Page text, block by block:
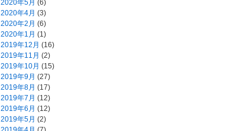
2020年5月 (6)
2020年4月 (3)
2020年2月 (6)
2020年1月 (1)
2019年12月 (16)
2019年11月 (2)
2019年10月 (15)
2019年9月 (27)
2019年8月 (17)
2019年7月 (12)
2019年6月 (12)
2019年5月 (2)